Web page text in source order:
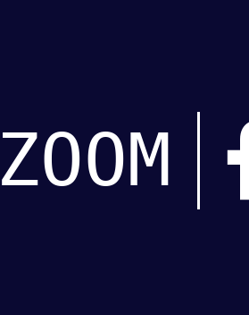
ZOOM